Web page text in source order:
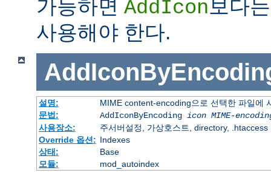
가능하면 AddIcon 보다
사용해야 한다.
설명:
MIME content-encoding으로 선택한 파일에
문법:
AddIconByEncoding icon MIME-
사용장소:
주서버설정, 가상호스트, directory, .htaccess
Override 옵션: Indexes
상태:
Base
모듈:
mod_autoindex